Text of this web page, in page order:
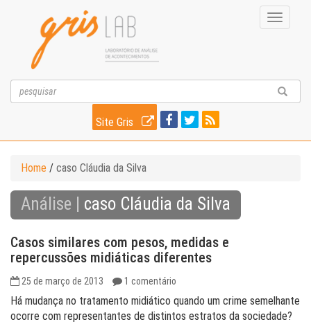
Toggle
Site Gris
Home / caso Cláudia da Silva
Análise | caso Cláudia da Silva
Casos similares com pesos, medidas e
repercussões midiáticas diferentes
25 de março de 2013 1 comentário
Há mudança no tratamento midiático quando um crime semelhante
ocorre com representantes de distintos estratos da sociedade?